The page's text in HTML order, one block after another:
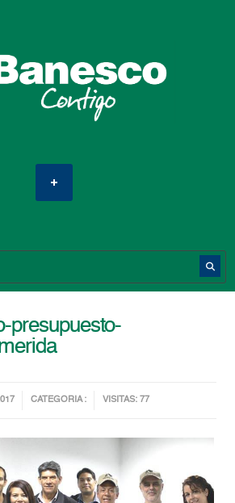
presupuesto-
CATEGORIA : VISITAS: 77